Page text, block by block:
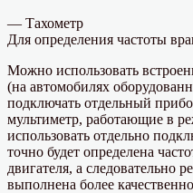
— Тахометр
Для определения частоты
Можно использовать
(на автомобилях
подключать отдельный
мультиметр, работающие в
использовать отдельно
точно будет определена
двигателя, а следовательно
выполнена более